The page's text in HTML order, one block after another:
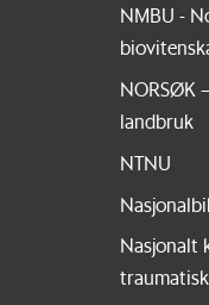
NMBU -
NORSØK
landbruk
NTNU
Nasjonalt